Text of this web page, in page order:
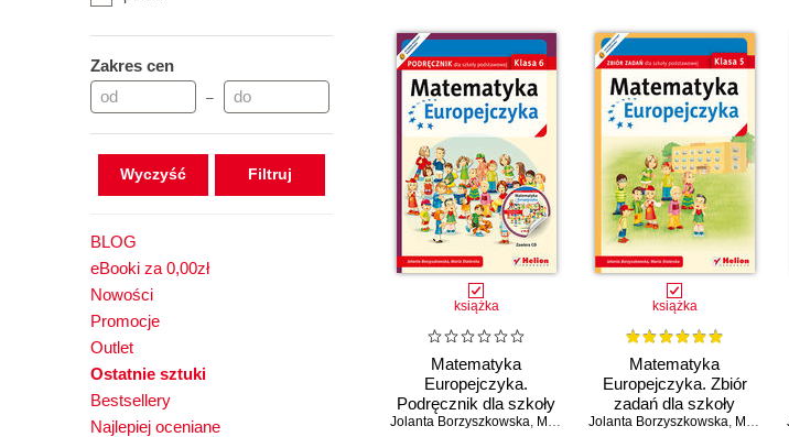
Zakres cen
–
Wyczyść
BLOG
eBooki za 0,00zł
Nowości
Promocje
Outlet
Ostatnie sztuki
Bestsellery
Najlepiej oceniane
książka
Matematyka
Europejczyka.
Podręcznik dla szkoły
podstawowej. Klasa 6
Jolanta Borzyszkowska, Maria Stolarska
książka
Matematyka
Europejczyka. Zbiór
zadań dla szkoły
podstawowej. Klasa 5
Jolanta Borzyszkowska, Maria Stolarska